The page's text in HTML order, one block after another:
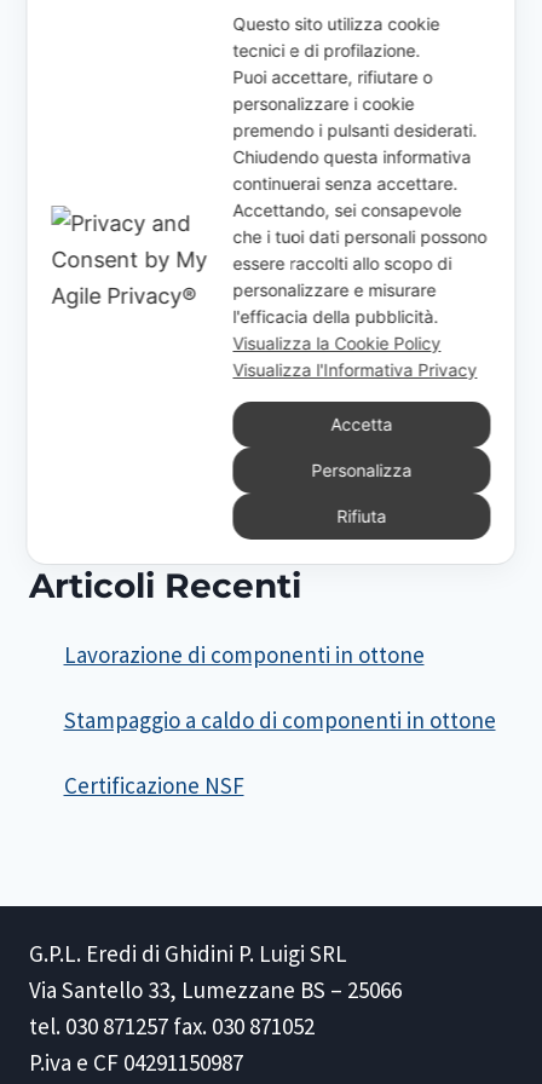
Lavorazione Di Componenti In
DiGplAdmin Maggio 22, 2026
Articoli Recenti
Lavorazione di componenti in ottone
Stampaggio a caldo di componenti in ottone
Certificazione NSF
G.P.L. Eredi di Ghidini P. Luigi SRL
Via Santello 33, Lumezzane BS – 25066
tel. 030 871257 fax. 030 871052
P.iva e CF 04291150987
Questo sito utilizza cookie
tecnici e di profilazione.
Puoi accettare, rifiutare o
personalizzare i cookie
premendo i pulsanti desiderati.
Chiudendo questa informativa
continuerai senza accettare.
Accettando, sei consapevole
che i tuoi dati personali possono
essere raccolti allo scopo di
personalizzare e misurare
l'efficacia della pubblicità.
Visualizza la Cookie Policy
Visualizza l'Informativa Privacy
Accetta
Personalizza
Rifiuta